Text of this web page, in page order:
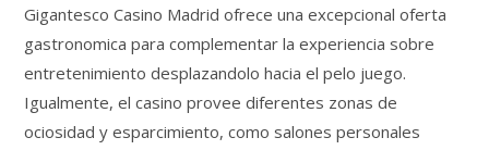
Gigantesco Casino Madrid ofrece una excepcional oferta
gastronomica para complementar la experiencia sobre
entretenimiento desplazandolo hacia el pelo juego.
Igualmente, el casino provee diferentes zonas de
ociosidad y esparcimiento, como salones personales